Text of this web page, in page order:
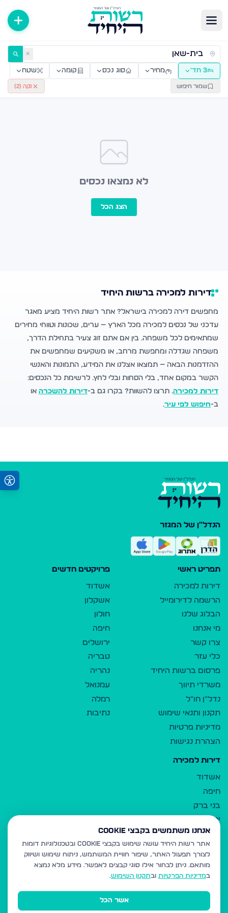
דירות למכירה ולהשכרה — רשות היחיד ✕
3 חד׳ מחיר סוג נכס קומה שטח
שמור חיפוש נקה (2
)
לא נמצאו נכסים
הצג הכל
דירות למכירה ברשות היחיד
מחפשים דירה למכירה בישראל? אתר רשות היחיד מציע מאגר
עדכני של נכסים למכירה מכל הארץ — ערים, שכונות וטווחי מחירים
שמתאימים לכל משפחה. בין אם אתם זוג צעיר בתחילת הדרך,
משפחה שגדלה ומחפשת מרחב, או משקיעים שמחפשים את
ההזדמנות הבאה — תמצאו אצלנו את המידע, התמונות והאנשי
הקשר במקום אחד, בלי הסחות ובלי לחץ. לרשימת כל הנכסים:
דירות למכירה. תרצו להשוות? בקרו גם ב-דירות להשכרה או
ב-חיפוש לפי עיר.
הנדל"ן של המגזר
תפריט ראשי
דירות למכירה
הרשמה לדירומייל
הבלוג שלנו
מי אנחנו
צרו קשר
כלי עזר
פרסום ברשות היחיד
משרדי תיווך
נדל"ן חו"ל
תקנון ותנאי שימוש
מדיניות פרטיות
הצהרת נגישות
פרויקטים חדשים
אשדוד
אשקלון
חולון
חיפה
ירושלים
טבריה
נהריה
עמנואל
רמלה
נתיבות
דירות למכירה
אשדוד
חיפה
בני ברק
ירושלים
אלעד
גבעת זאב
בית שמש
רכסים
מודיעין עילית
אנחנו משתמשים בקבצי Cookie
אתר רשות היחיד עושה שימוש בקבצי Cookie ובטכנולוגיות דומות
לצורך תפעול האתר, שיפור חוויית המשתמש, ניתוח שימוש ושיווק
מותאם. ניתן לבחור אילו סוגי קבצים לאפשר. מידע מלא נמצא
במדיניות הפרטיות ובתקנון השימוש.
אשר הכל